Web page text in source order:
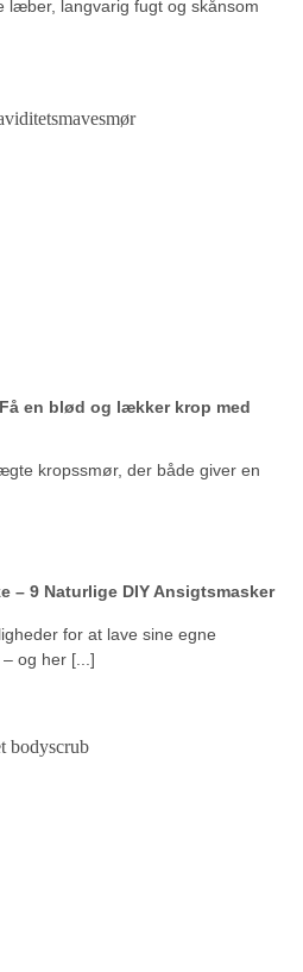
læber, langvarig fugt og skånsom
en blød og lækker krop med
kropssmør, der både giver en
– 9 Naturlige DIY Ansigtsmasker
for at lave sine egne
og her [...]